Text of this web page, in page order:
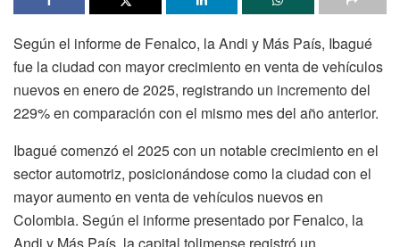
Según el informe de Fenalco, la Andi y Más País, Ibagué
fue la ciudad con mayor crecimiento en venta de vehículos
nuevos en enero de 2025, registrando un incremento del
229% en comparación con el mismo mes del año anterior.
Ibagué comenzó el 2025 con un notable crecimiento en el
sector automotriz, posicionándose como la ciudad con el
mayor aumento en venta de vehículos nuevos en
Colombia. Según el informe presentado por Fenalco, la